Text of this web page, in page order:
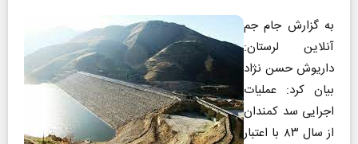
به گزارش جام جم
آنلاین لرستان:
داریوش حسن نژاد
بیان کرد: عملیات
اجرایی سد کمندان
از سال ۸۳ با اعتبار